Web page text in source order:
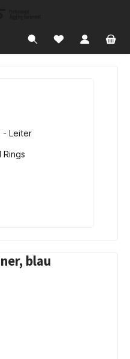
- Leiter
Rings
blau